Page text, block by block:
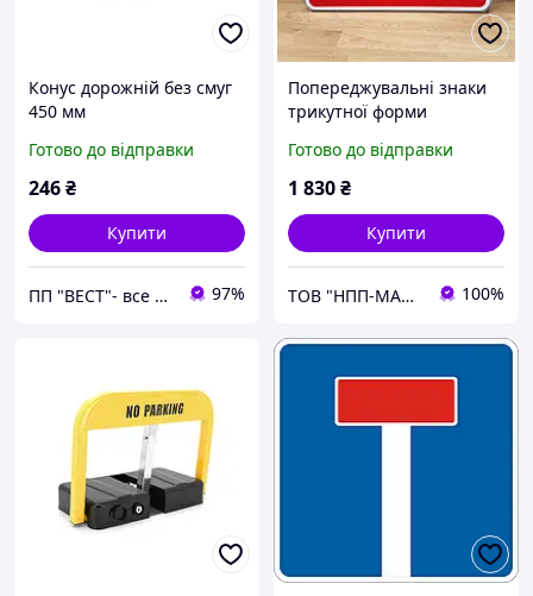
Конус дорожній без смуг
450 мм
Готово до відправки
246₴
Купити
ПП "ВЕСТ"- все для зварки, спецодяг та взуття, пожежна безпека, покрівельні матеріали. 97%
Попереджувальні знаки
трикутної форми
Готово до відправки
1 830₴
Купити
ТОВ "НПП-МАШПРОМ" 100%